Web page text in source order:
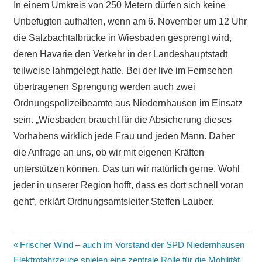
In einem Umkreis von 250 Metern dürfen sich keine
Unbefugten aufhalten, wenn am 6. November um 12 Uhr
die Salzbachtalbrücke in Wiesbaden gesprengt wird,
deren Havarie den Verkehr in der Landeshauptstadt
teilweise lahmgelegt hatte. Bei der live im Fernsehen
übertragenen Sprengung werden auch zwei
Ordnungspolizeibeamte aus Niedernhausen im Einsatz
sein. „Wiesbaden braucht für die Absicherung dieses
Vorhabens wirklich jede Frau und jeden Mann. Daher
die Anfrage an uns, ob wir mit eigenen Kräften
unterstützen können. Das tun wir natürlich gerne. Wohl
jeder in unserer Region hofft, dass es dort schnell voran
geht“, erklärt Ordnungsamtsleiter Steffen Lauber.
Beitragsnavigation
Vorheriger
Beitrag:
Frischer Wind – auch im Vorstand der SPD Niedernhausen
Nächster